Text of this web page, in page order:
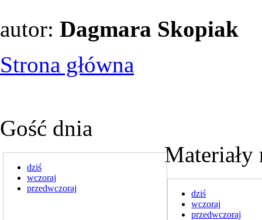
autor: Dagmara Skopiak
Strona główna
Gość dnia
dziś
wczoraj
przedwczoraj
Materiały
dziś
wczoraj
przedwczoraj